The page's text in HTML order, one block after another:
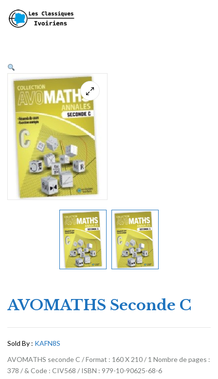
AVOMATHS Seconde C
Sold By : KAFN8S
AVOMATHS seconde C / Format : 160 X 210 / 1 Nombre de pages :
378 / & Code : CIV568 / ISBN : 979-10-90625-68-6